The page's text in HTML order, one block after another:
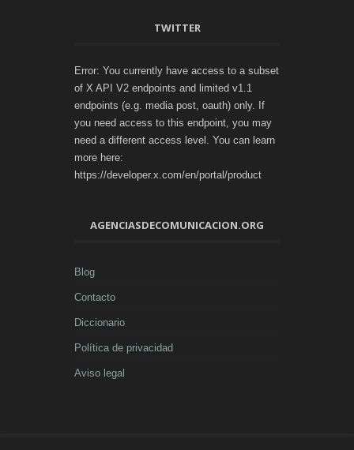
TWITTER
Error: You currently have access to a subset
of X API V2 endpoints and limited v1.1
endpoints (e.g. media post, oauth) only. If
you need access to this endpoint, you may
need a different access level. You can learn
more here:
https://developer.x.com/en/portal/product
AGENCIASDECOMUNICACION.ORG
Blog
Contacto
Diccionario
Política de privacidad
Aviso legal